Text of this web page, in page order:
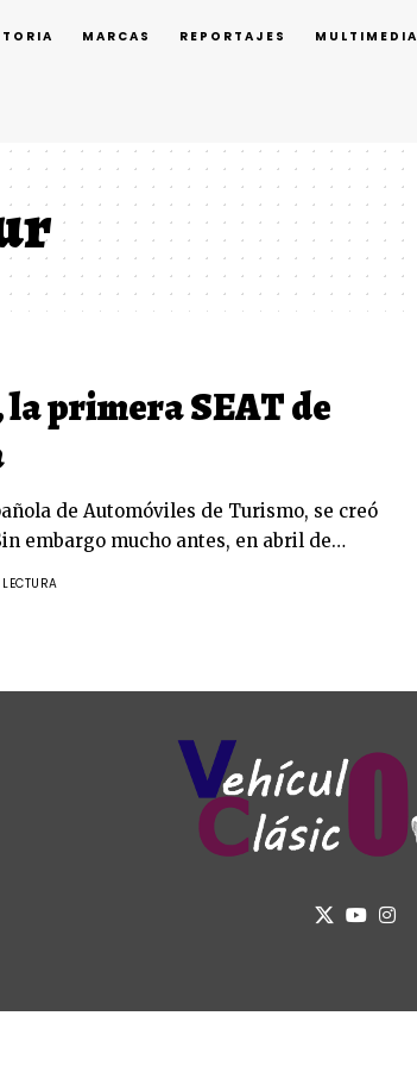
MARCAS REPORTAJES MULTIMEDIA
primera SEAT de
de Automóviles de Turismo, se creó
embargo mucho antes, en abril de…